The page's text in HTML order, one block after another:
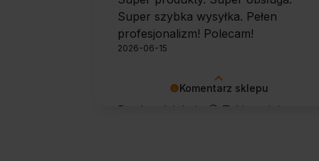
Komentarz sklepu
Bardzo dziękuję 🙂 Takie opinie
Super szybka wysyłka. Pełen
profesjonalizm! Polecam!
2026-06-15